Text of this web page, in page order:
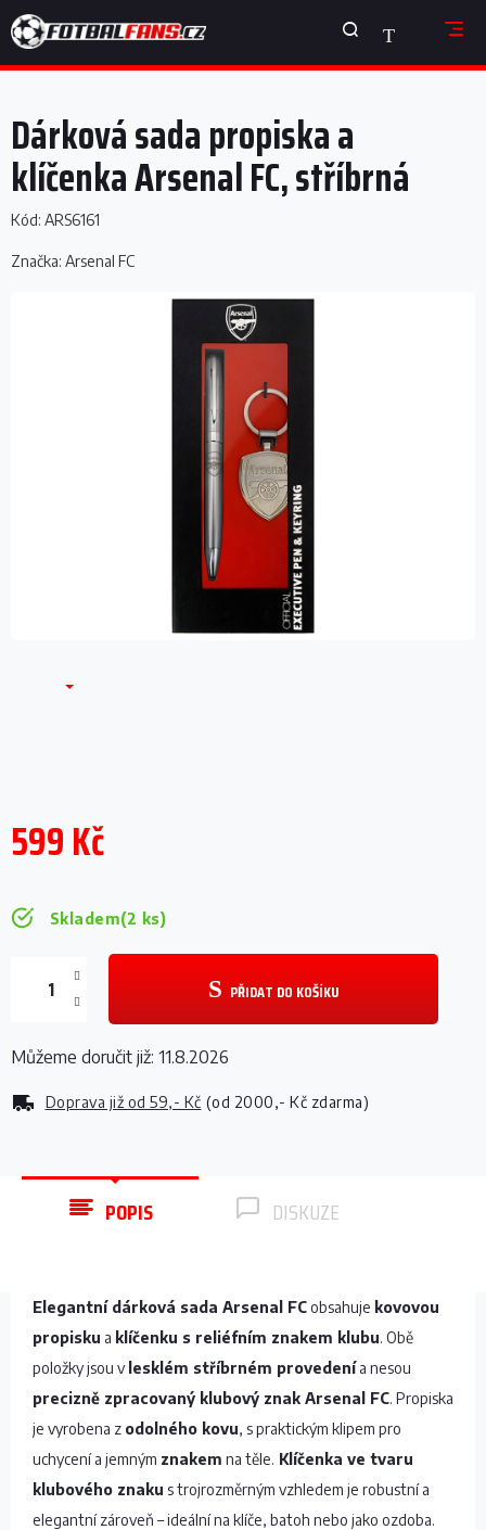
na
obsah
NÁKUPNÍ
KOŠÍK
Dárková sada propiska a
klíčenka Arsenal FC, stříbrná
Kód: ARS6161
Značka: Arsenal FC
599 Kč
Skladem(2 ks)
Doprava již od 59,- Kč (od 2000,- Kč zdarma)
PŘIDAT DO KOŠÍKU
Můžeme doručit již: 11.8.2026
POPIS DISKUZE
Elegantní dárková sada Arsenal FCobsahuje kovovou
propisku a klíčenku s reliéfním znakem klubu. Obě
položky jsou v lesklém stříbrném provedenía nesou
precizně zpracovaný klubový znak Arsenal FC. Propiska
je vyrobena z odolného kovu, s praktickým klipem pro
uchycení a jemným znakem na těle. Klíčenka ve tvaru
klubového znaku s trojrozměrným vzhledem je robustní a
elegantní zároveň – ideální na klíče, batoh nebo jako ozdoba.